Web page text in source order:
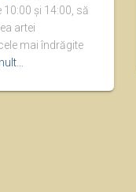
și 14:00, să
artei
mai îndrăgite